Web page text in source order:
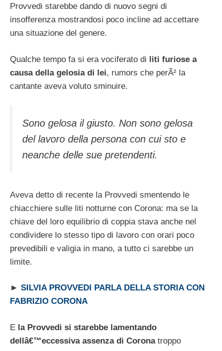
Provvedi starebbe dando di nuovo segni di
insofferenza mostrandosi poco incline ad accettare
una situazione del genere.
Qualche tempo fa si era vociferato di liti furiose a
causa della gelosia di lei, rumors che perÃ² la
cantante aveva voluto sminuire.
Sono gelosa il giusto. Non sono gelosa
del lavoro della persona con cui sto e
neanche delle sue pretendenti.
Aveva detto di recente la Provvedi smentendo le
chiacchiere sulle liti notturne con Corona: ma se la
chiave del loro equilibrio di coppia stava anche nel
condividere lo stesso tipo di lavoro con orari poco
prevedibili e valigia in mano, a tutto ci sarebbe un
limite.
► SILVIA PROVVEDI PARLA DELLA STORIA CON
FABRIZIO CORONA
E la Provvedi si starebbe lamentando
dellâ€™eccessiva assenza di Coronatroppo